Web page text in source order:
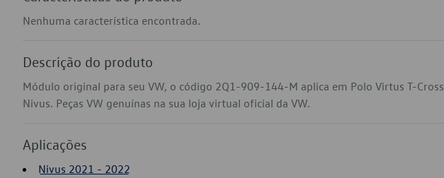
Nenhuma característica encontrada.
Descrição do produto
Módulo original para seu VW, o código 2Q1-909-144-M aplica em Polo Virtus T-Cross
Nivus. Peças VW genuínas na sua loja virtual oficial da VW.
Aplicações
Nivus 2021 - 2022